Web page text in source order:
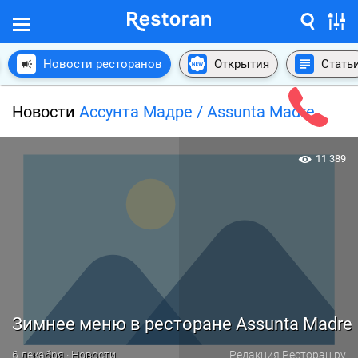
Новости ресторанов Открытия
Новости Ассунта Мадре / Assunta Madre
Зимнее меню в ресторане Assunta Madre
6 декабря · Новости Редакция Ресторан.ру
11 389